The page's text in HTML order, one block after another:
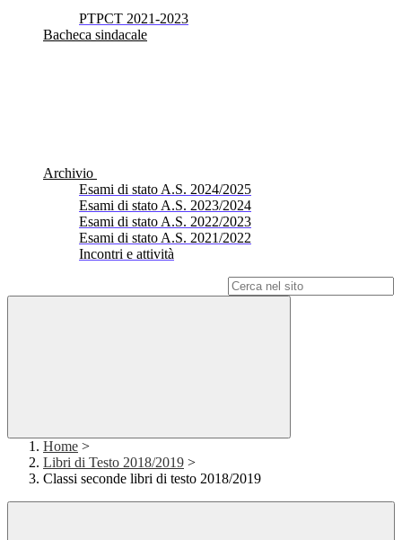
PTPCT 2021-2023
Bacheca sindacale
Archivio
Esami di stato A.S. 2024/2025
Esami di stato A.S. 2023/2024
Esami di stato A.S. 2022/2023
Esami di stato A.S. 2021/2022
Incontri e attività
Home >
Libri di Testo 2018/2019 >
Classi seconde libri di testo 2018/2019